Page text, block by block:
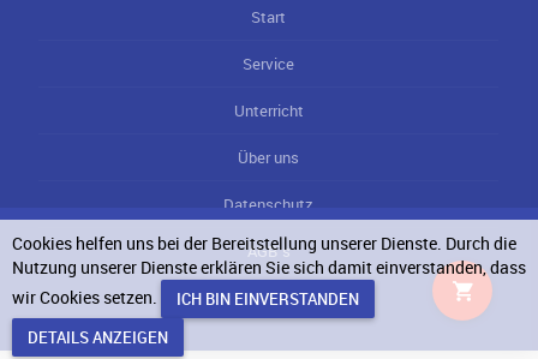
Start
Service
Unterricht
Über uns
Datenschutz
AGB`s
Impressum
Cookies helfen uns bei der Bereitstellung unserer Dienste. Durch die
Nutzung unserer Dienste erklären Sie sich damit einverstanden, dass
wir Cookies setzen.
DETAILS ANZEIGEN